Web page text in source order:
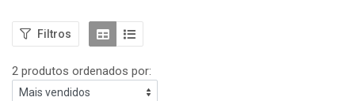
Filtros
2 produtos ordenados por: